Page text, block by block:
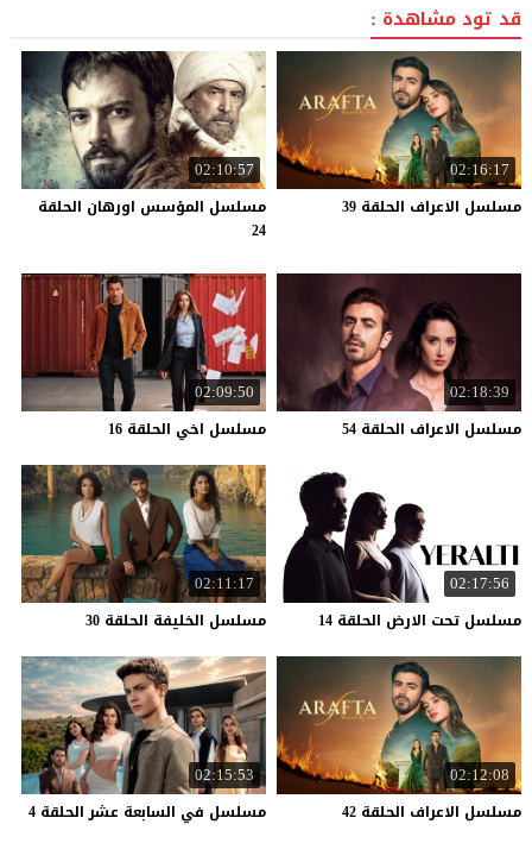
قد تود مشاهدة :
02:16:17
مسلسل الاعراف الحلقة 39
02:10:57
مسلسل المؤسس اورهان الحلقة
24
02:18:39
مسلسل الاعراف الحلقة 54
02:09:50
مسلسل اخي الحلقة 16
02:17:56
مسلسل تحت الارض الحلقة 14
02:11:17
مسلسل الخليفة الحلقة 30
02:12:08
مسلسل الاعراف الحلقة 42
02:15:53
مسلسل في السابعة عشر الحلقة 4